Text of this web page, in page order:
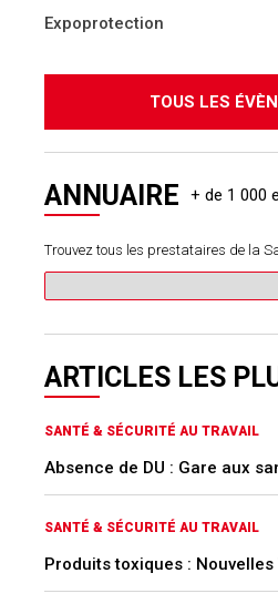
Expoprotection
TOUS LES
ANNUAIRE
Trouvez tous les prestataires de la
ARTICLES LES
SANTÉ & SÉCURITÉ AU TRAVAIL
Absence de DU : Gare aux
SANTÉ & SÉCURITÉ AU TRAVAIL
Produits toxiques : Nouvelles